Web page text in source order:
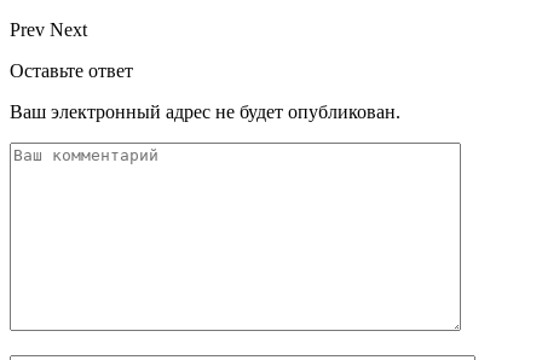
Prev Next
Оставьте ответ
Ваш электронный адрес не будет опубликован.